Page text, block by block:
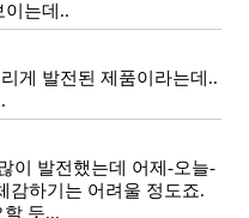
이는데..
게 발전된 제품이라는데..
이 발전했는데 어제-오늘-
감하기는 어려울 정도죠.
듯...